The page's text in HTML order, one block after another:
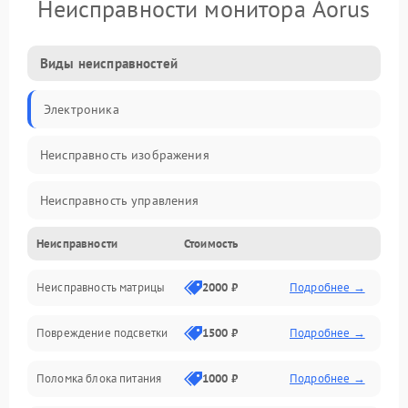
Неисправности монитора Aorus
Виды неисправностей
Электроника
Неисправность изображения
Неисправность управления
Неисправность интерфейсов
Прочие неисправности
Неисправность звука
Механические повреждения
Неисправности Стоимость
Неисправность матрицы 2000 ₽ Подробнее →
Повреждение подсветки 1500 ₽ Подробнее →
Поломка блока питания 1000 ₽ Подробнее →